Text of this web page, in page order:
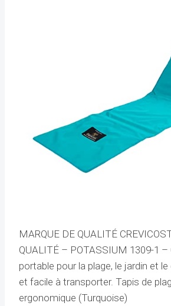
MARQUE DE QUALITÉ
QUALITÉ – POTASSIUM 1309-1 –
portable pour la plage, le jardin et
et facile à transporter. Tapis de
ergonomique (Turquoise)